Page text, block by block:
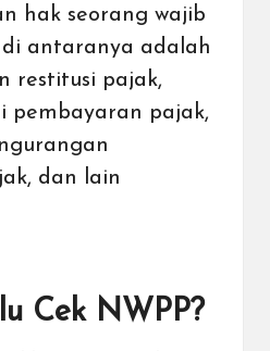
hak seorang wajib
antaranya adalah
restitusi pajak,
pembayaran pajak,
dan lain
Cek NWPP?